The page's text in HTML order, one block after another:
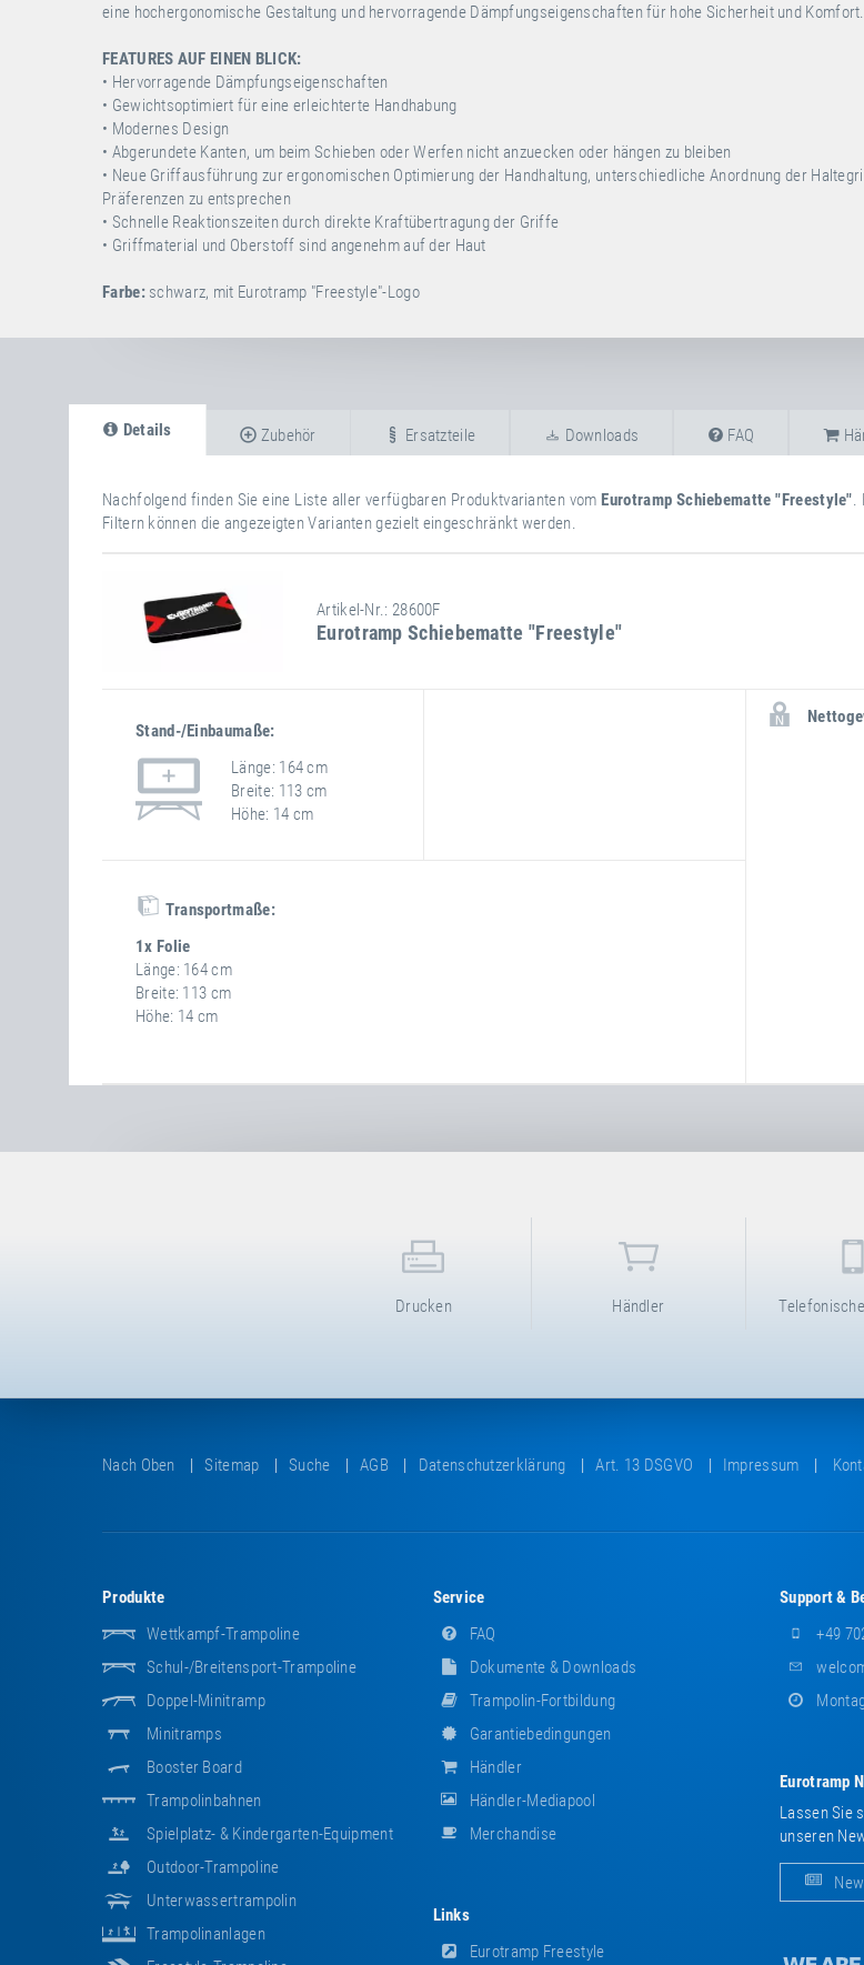
eine hochergonomische Gestaltung und hervorragende Dämpfungseigenschaften für hohe Sicherheit und Komfort.
FEATURES AUF EINEN BLICK:
• Hervorragende Dämpfungseigenschaften
• Gewichtsoptimiert für eine erleichterte Handhabung
• Modernes Design
• Abgerundete Kanten, um beim Schieben oder Werfen nicht anzuecken oder hängen zu bleiben
• Neue Griffausführung zur ergonomischen Optimierung der Handhaltung, unterschiedliche Anordnung der
Präferenzen zu entsprechen
• Schnelle Reaktionszeiten durch direkte Kraftübertragung der Griffe
• Griffmaterial und Oberstoff sind angenehm auf der Haut
Farbe: schwarz, mit Eurotramp "Freestyle"-Logo
Details
Nachfolgend finden Sie eine Liste aller verfügbaren Produktvarianten vom Eurotramp Schiebematte "Freestyle".
Filtern können die angezeigten Varianten gezielt eingeschränkt werden.
Artikel-Nr.: 28600F
Eurotramp Schiebematte "Freestyle"
Stand-/Einbaumaße:
Länge 164 cm
Breite 113 cm
Höhe 14 cm
Transportmaße:
1x Folie
Länge 164 cm
Breite 113 cm
Höhe 14 cm
weitere
Informationen
Attribut
Zubehör Ersatzteile Downloads FAQ
Drucken Händler
Nach Oben Sitemap Suche AGB Datenschutzerklärung Art. 13 DSGVO Impressum
Produkte
Wettkampf-Trampoline
Schul-/Breitensport-Trampoline
Doppel-Minitramp
Minitramps
Booster Board
Trampolinbahnen
Spielplatz- & Kindergarten-Equipment
Outdoor-Trampoline
Unterwassertrampolin
Trampolinanlagen
Service
FAQ
Dokumente & Downloads
Trampolin-Fortbildung
Garantiebedingungen
Händler
Händler-Mediapool
Merchandise
Links
Eurotramp Freestyle
Support &
+49
Eurotramp
Lassen Sie
unseren